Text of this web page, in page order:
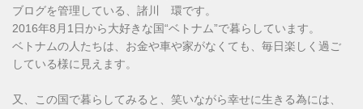
ブログを管理している、諸川 環です。
2016年8月1日から大好きな国“ベトナム”で暮らしています。
ベトナムの人たちは、お金や車や家がなくても、毎日楽しく過ご
している様に見えます。
又、この国で暮らしてみると、笑いながら幸せに生きる為には、